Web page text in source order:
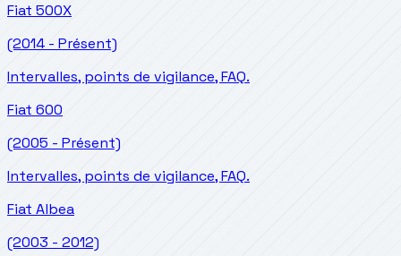
Fiat 500X
(2014 - Présent)
Intervalles, points de vigilance, FAQ.
Fiat 600
(2005 - Présent)
Intervalles, points de vigilance, FAQ.
Fiat Albea
(2003 - 2012)